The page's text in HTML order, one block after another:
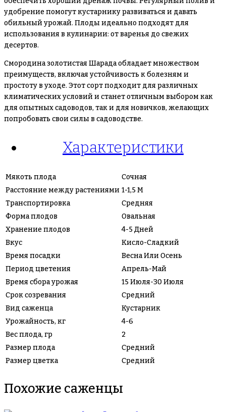
удобрение помогут кустарнику развиваться и давать
обильный урожай. Плоды идеально подходят для
использования в кулинарии: от варенья до свежих
десертов.
Смородина золотистая Шарада обладает множеством
преимуществ, включая устойчивость к болезням и
простоту в уходе. Этот сорт подходит для различных
климатических условий и станет отличным выбором как
для опытных садоводов, так и для новичков, желающих
попробовать свои силы в садоводстве.
Характеристики
Мякоть плода
Сочная
Расстояние между растениями 1-1,5 М
Транспортировка
Средняя
Форма плодов
Овальная
Хранение плодов
4-5 Дней
Вкус
Кисло-Сладкий
Время посадки
Весна Или Осень
Период цветения
Апрель-Май
Время сбора урожая
15 Июля-30 Июля
Срок созревания
Средний
Вид саженца
Кустарник
Урожайность, кг
4-6
Вес плода, гр
2
Размер плода
Средний
Размер цветка
Средний
Похожие саженцы